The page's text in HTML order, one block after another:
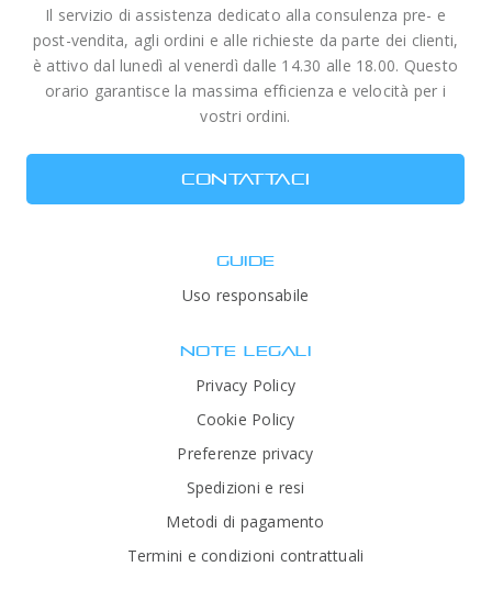
Il servizio di assistenza dedicato alla consulenza pre- e
post-vendita, agli ordini e alle richieste da parte dei clienti,
è attivo dal lunedì al venerdì dalle 14.30 alle 18.00. Questo
orario garantisce la massima efficienza e velocità per i
vostri ordini.
CONTATTACI
GUIDE
Uso responsabile
NOTE LEGALI
Privacy Policy
Cookie Policy
Preferenze privacy
Spedizioni e resi
Metodi di pagamento
Termini e condizioni contrattuali